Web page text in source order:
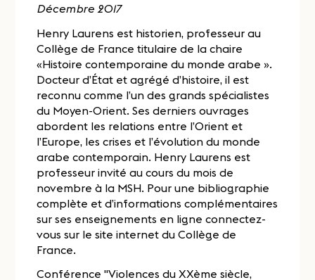
Décembre 2017
Henry Laurens est historien, professeur au
Collège de France titulaire de la chaire
«Histoire contemporaine du monde arabe ».
Docteur d’État et agrégé d’histoire, il est
reconnu comme l’un des grands spécialistes
du Moyen-Orient. Ses derniers ouvrages
abordent les relations entre l’Orient et
l’Europe, les crises et l’évolution du monde
arabe contemporain. Henry Laurens est
professeur invité au cours du mois de
novembre à la MSH. Pour une bibliographie
complète et d’informations complémentaires
sur ses enseignements en ligne connectez-
vous sur le site internet du Collège de
France.
Conférence "Violences du XXème siècle,